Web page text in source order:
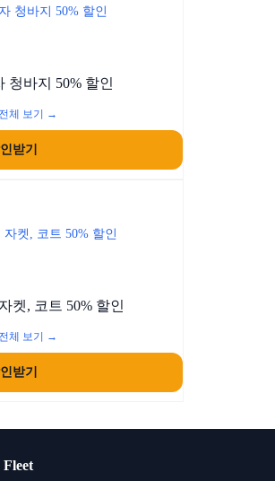
청바지 50% 할인
체 보기 →
받기
켓, 코트 50% 할인
체 보기 →
받기